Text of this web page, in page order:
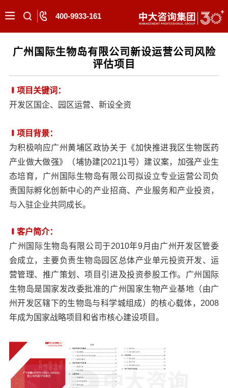
400-9933-161
广州国际生物岛有限公司新设运营公司风险
评估项目
项目关键词：
开发区国企、园区运营、新设全资
项目背景：
为积极响应广州黄埔区政协关于《加快推进我区生物医药
产业做大做强》（埔协建[2021]1号）建议案，加强产业生
态培育，广州国际生物岛有限公司拟设立专业运营公司负
责国际孵化创新中心的产业招商、产业服务和产业投资，
与入驻企业共同成长。
客户简介：
广州国际生物岛有限公司于2010年9月由广州开发区管委
会成立，主要负责生物岛园区总体产业单元投资开发、运
营管理、推广策划、项目引进及投资参股工作。广州国际
生物岛是国家发改委批准的广州国家生物产业基地（由广
州开发区辖下的生物岛与科学城组成）的核心载体，2008
年成为国家战略项目和省市核心建设项目。